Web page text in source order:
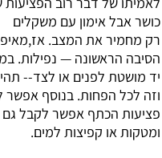
כושר אבל אימון עם משקלים
רק מחמיר את המצב.
הסיבה הראשונה — נפילות.
יד מושטת לפנים או לצד--
וזה לכל הפחות. בנוסף
פציעות הכתף אפשר לקבל גם
ומטקות או קפיצות למים.